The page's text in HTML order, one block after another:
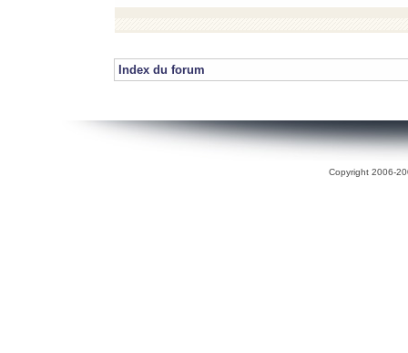
Index du forum
Copyright 2006-